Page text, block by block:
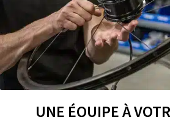
UNE ÉQUIPE À